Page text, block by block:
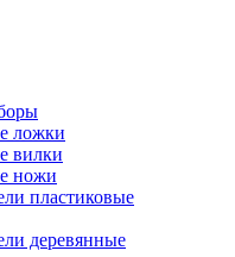
ложки
вилки
ножи
пластиковые
деревянные